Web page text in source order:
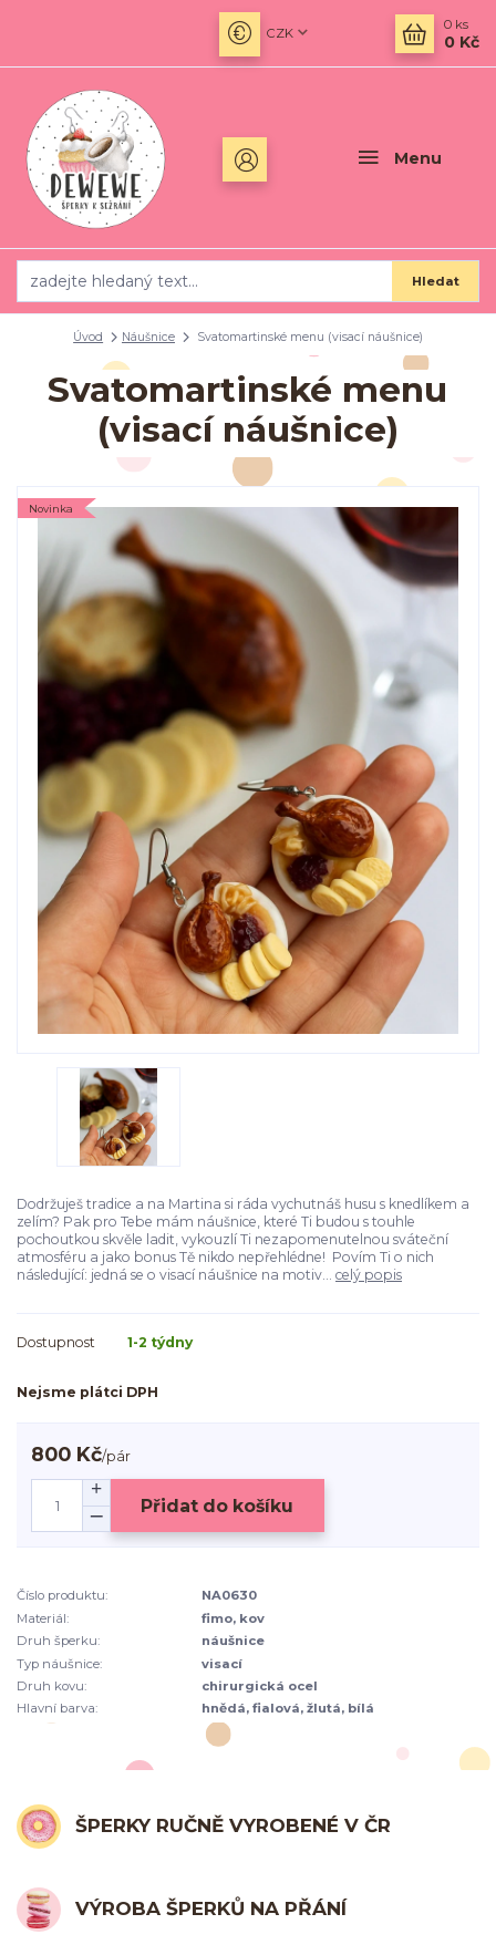
Menu
CZK
Hledat
0 ks
0 Kč
Úvod Náušnice Svatomartinské menu (visací náušnice)
Svatomartinské menu
(visací náušnice)
Novinka
Dodržuješ tradice a na Martina si ráda vychutnáš husu s knedlíkem a
zelím? Pak pro Tebe mám náušnice, které Ti budou s touhle
pochoutkou skvěle ladit, vykouzlí Ti nezapomenutelnou sváteční
atmosféru a jako bonus Tě nikdo nepřehlédne! Povím Ti o nich
následující: jedná se o visací náušnice na motiv... celý popis
Dostupnost 1-2 týdny
Nejsme plátci DPH
800 Kč/pár
Přidat do košíku
Číslo produktu:
NA0630
Materiál:
fimo, kov
Druh šperku:
náušnice
Typ náušnice:
visací
Druh kovu:
chirurgická ocel
Hlavní barva:
hnědá, fialová, žlutá, bílá
ŠPERKY RUČNĚ VYROBENÉ V ČR
VÝROBA ŠPERKŮ NA PŘÁNÍ